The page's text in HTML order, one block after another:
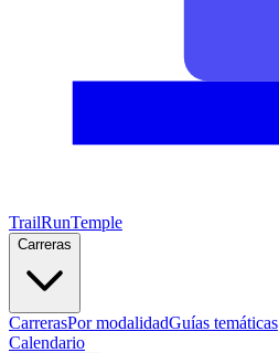
TrailRunTemple
Carreras
CarrerasPor modalidadGuías temáticas
Calendario